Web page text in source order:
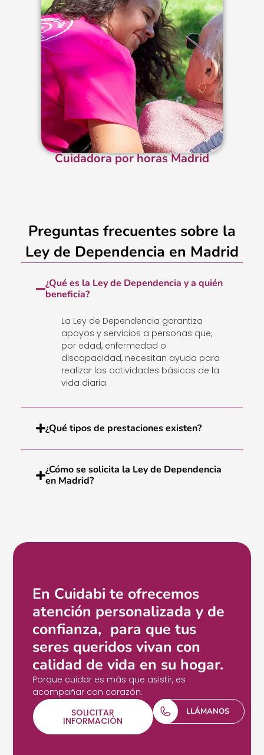
Cuidadora por horas Madrid
Preguntas frecuentes sobre la
Ley de Dependencia en Madrid
¿Qué es la Ley de Dependencia y a quién
beneficia?
La Ley de Dependencia garantiza
apoyos y servicios a personas que,
por edad, enfermedad o
discapacidad, necesitan ayuda para
realizar las actividades básicas de la
vida diaria.
¿Qué tipos de prestaciones existen?
¿Cómo se solicita la Ley de Dependencia
en Madrid?
En Cuidabi te ofrecemos
atención personalizada y de
confianza, para que tus
seres queridos vivan con
calidad de vida en su hogar.
Porque cuidar es más que asistir, es
acompañar con corazón.
SOLICITAR
INFORMACIÓN
LLÁMANOS